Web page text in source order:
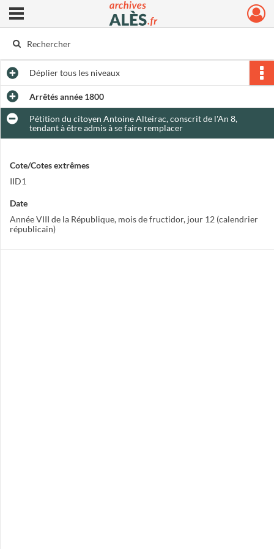
Archives municipales d'Alès
Ouvrir le menu déroulant
Dépliertous les niveaux
Arrêtés année 1800
Pétition du citoyen Antoine Alteirac, conscrit de l'An 8,
tendant à être admis à se faire remplacer
Cote/Cotes extrêmes
IID1
Date
Année VIII de la République, mois de fructidor, jour 12 (calendrier
républicain)